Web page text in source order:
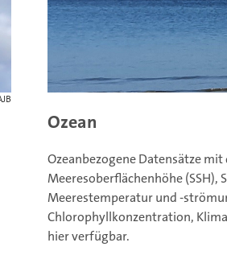
Ozean
Ozeanbezogene Datensätze
Meeresoberflächenhöhe (SSH),
Meerestemperatur und -
Chlorophyllkonzentration,
hier verfügbar.